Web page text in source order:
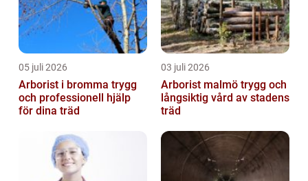
05 juli 2026
Arborist i bromma trygg
och professionell hjälp
för dina träd
03 juli 2026
Arborist malmö trygg och
långsiktig vård av stadens
träd